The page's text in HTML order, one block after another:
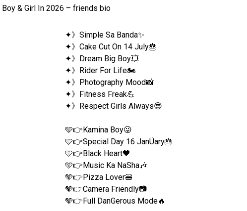
✦》Simple Sa Banda✨
✦》Cake Cut On 14 July🎂
✦》Dream Big Boy💥
✦》Rider For Life🏍
✦》Photography Mood📸
✦》Fitness Freak💪
✦》Respect Girls Always😎
🩵👉Kamina Boy😜
🩵👉Special Day 16 JanÜary🎂
🩵👉Black Heart🖤
🩵👉Music Ka NaSha🎶
🩵👉Pizza Lover🍔
🩵👉Camera Friendly📷
🩵👉Full DanGerous Mode🔥